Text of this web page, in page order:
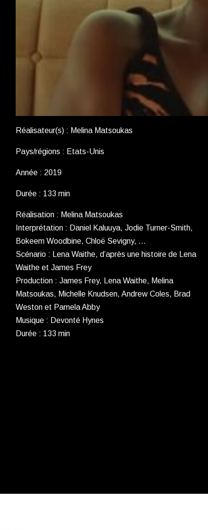
Réalisateur(s) : Melina Matsoukas
Pays/régions : Etats-Unis
Année : 2019
Durée : 133 min
Réalisation : Melina Matsoukas
Interprétation : Daniel Kaluuya, Jodie Turner-Smith,
Bokeem Woodbine, Chloë Sevigny, …
Scénario : Lena Waithe, d’après une histoire de Lena
Waithe et James Frey
Production : James Frey, Lena Waithe, Melina
Matsoukas, Michelle Knudsen, Andrew Coles, Brad
Weston et Pamela Abby
Musique : Devonté Hynes
Durée : 133 min